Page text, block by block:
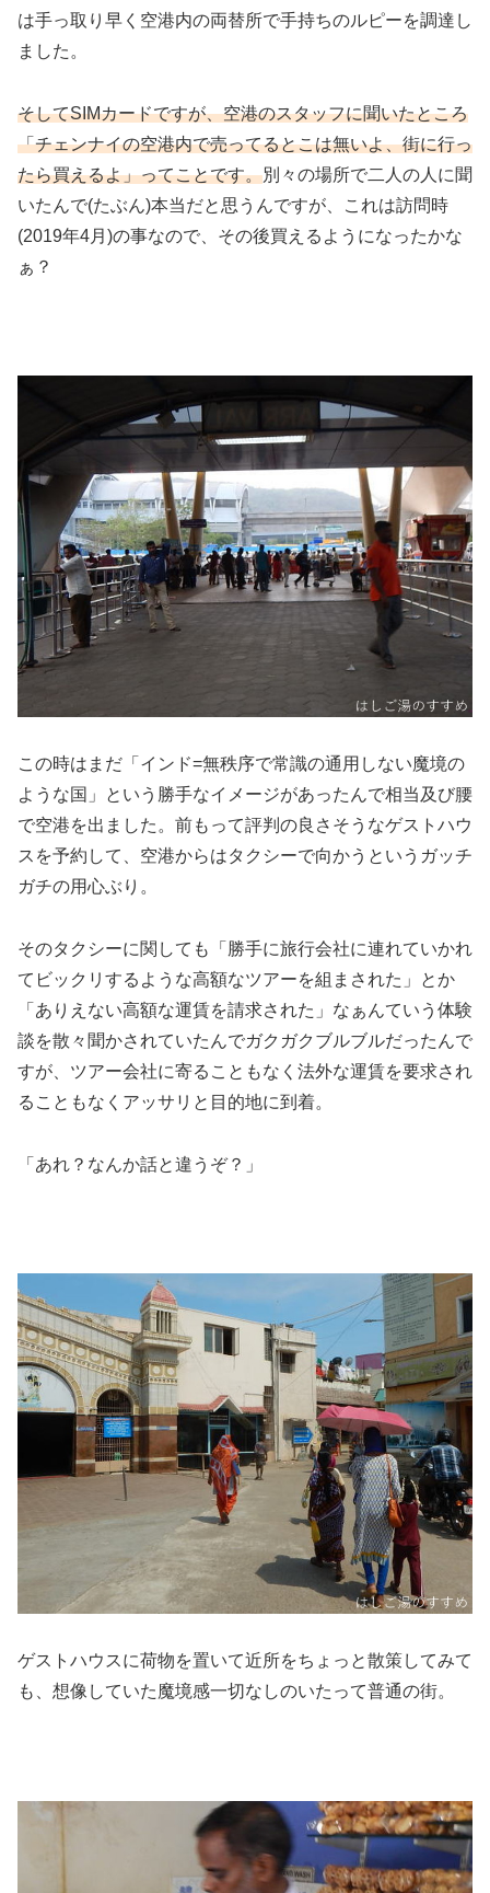
は手っ取り早く空港内の両替所で手持ちのルピーを調達し
ました。
そしてSIMカードですが、空港のスタッフに聞いたところ
「チェンナイの空港内で売ってるとこは無いよ、街に行っ
たら買えるよ」ってことです。別々の場所で二人の人に聞
いたんで(たぶん)本当だと思うんですが、これは訪問時
(2019年4月)の事なので、その後買えるようになったかな
ぁ？
この時はまだ「インド=無秩序で常識の通用しない魔境の
ような国」という勝手なイメージがあったんで相当及び腰
で空港を出ました。前もって評判の良さそうなゲストハウ
スを予約して、空港からはタクシーで向かうというガッチ
ガチの用心ぶり。
そのタクシーに関しても「勝手に旅行会社に連れていかれ
てビックリするような高額なツアーを組まされた」とか
「ありえない高額な運賃を請求された」なぁんていう体験
談を散々聞かされていたんでガクガクブルブルだったんで
すが、ツアー会社に寄ることもなく法外な運賃を要求され
ることもなくアッサリと目的地に到着。
「あれ？なんか話と違うぞ？」
ゲストハウスに荷物を置いて近所をちょっと散策してみて
も、想像していた魔境感一切なしのいたって普通の街。